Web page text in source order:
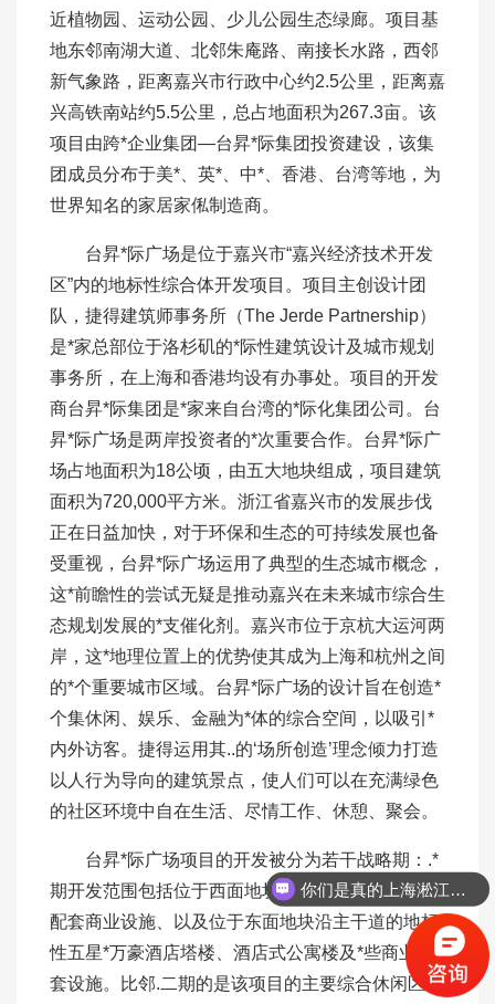
近植物园、运动公园、少儿公园生态绿廊。项目基
地东邻南湖大道、北邻朱庵路、南接长水路，西邻
新气象路，距离嘉兴市行政中心约2.5公里，距离嘉
兴高铁南站约5.5公里，总占地面积为267.3亩。该
项目由跨*企业集团—台昇*际集团投资建设，该集
团成员分布于美*、英*、中*、香港、台湾等地，为
世界知名的家居家俬制造商。
台昇*际广场是位于嘉兴市“嘉兴经济技术开发
区”内的地标性综合体开发项目。项目主创设计团
队，捷得建筑师事务所（The Jerde Partnership）
是*家总部位于洛杉矶的*际性建筑设计及城市规划
事务所，在上海和香港均设有办事处。项目的开发
商台昇*际集团是*家来自台湾的*际化集团公司。台
昇*际广场是两岸投资者的*次重要合作。台昇*际广
场占地面积为18公顷，由五大地块组成，项目建筑
面积为720,000平方米。浙江省嘉兴市的发展步伐
正在日益加快，对于环保和生态的可持续发展也备
受重视，台昇*际广场运用了典型的生态城市概念，
这*前瞻性的尝试无疑是推动嘉兴在未来城市综合生
态规划发展的*支催化剂。嘉兴市位于京杭大运河两
岸，这*地理位置上的优势使其成为上海和杭州之间
的*个重要城市区域。台昇*际广场的设计旨在创造*
个集休闲、娱乐、金融为*体的综合空间，以吸引*
内外访客。捷得运用其..的‘场所创造’理念倾力打造
以人行为导向的建筑景点，使人们可以在充满绿色
的社区环境中自在生活、尽情工作、休憩、聚会。
台昇*际广场项目的开发被分为若干战略期：.*
期开发范围包括位于西面地块的几栋住宅楼、地面
配套商业设施、以及位于东面地块沿主干道的地标
性五星*万豪酒店塔楼、酒店式公寓楼及*些商业配
套设施。比邻.二期的是该项目的主要综合休闲区，